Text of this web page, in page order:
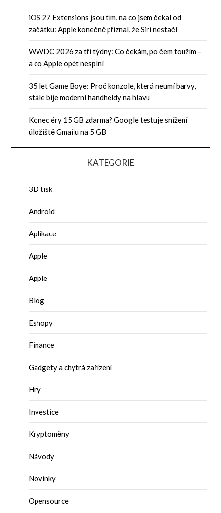
iOS 27 Extensions jsou tím, na co jsem čekal od
začátku: Apple konečně přiznal, že Siri nestačí
WWDC 2026 za tři týdny: Co čekám, po čem toužím –
a co Apple opět nesplní
35 let Game Boye: Proč konzole, která neumí barvy,
stále bije moderní handheldy na hlavu
Konec éry 15 GB zdarma? Google testuje snížení
úložiště Gmailu na 5 GB
KATEGORIE
3D tisk
Android
Aplikace
Apple
Apple
Blog
Eshopy
Finance
Gadgety a chytrá zařízení
Hry
Investice
Kryptoměny
Návody
Novinky
Opensource